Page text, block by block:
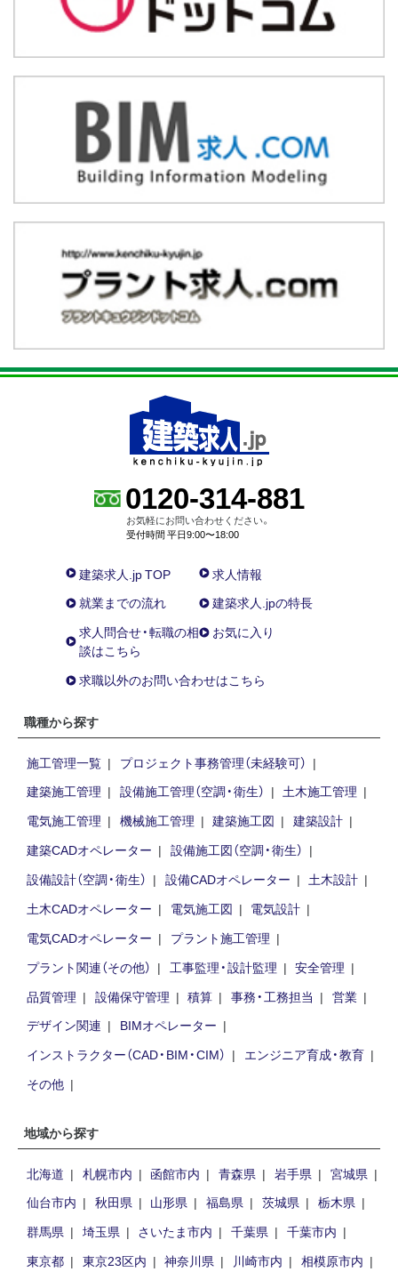
0120-314-881
お気軽にお問い合わせください。
受付時間 平日9:00〜18:00
建築求人.jp TOP
求人情報
就業までの流れ
建築求人.jpの特長
求人問合せ・転職の相
談はこちら
お気に入り
求職以外のお問い合わせはこちら
職種から探す
施工管理一覧
プロジェクト事務管理（未経験可）
建築施工管理
設備施工管理（空調・衛生）
土木施工管理
電気施工管理
機械施工管理 建築施工図
建築設計
建築CADオペレーター
設備施工図（空調・衛生）
設備設計（空調・衛生）
設備CADオペレーター
土木設計
土木CADオペレーター
電気施工図
電気設計
電気CADオペレーター
プラント施工管理
プラント関連（その他）
工事監理・設計監理
安全管理
品質管理
設備保守管理 積算 事務・工務担当
営業
デザイン関連
BIMオペレーター
インストラクター（CAD・BIM・CIM）
エンジニア育成・教育
その他
地域から探す
北海道 札幌市内 函館市内 青森県 岩手県
宮城県
仙台市内
秋田県 山形県 福島県 茨城県
栃木県
群馬県
埼玉県 さいたま市内 千葉県
千葉市内
東京都
東京23区内 神奈川県 川崎市内
相模原市内